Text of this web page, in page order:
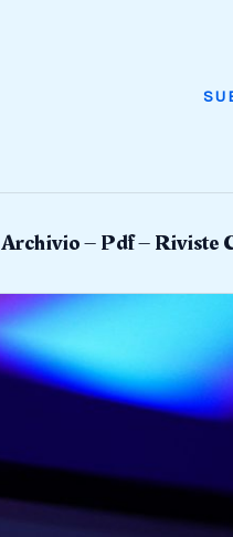
Archivio – Pdf – Riviste